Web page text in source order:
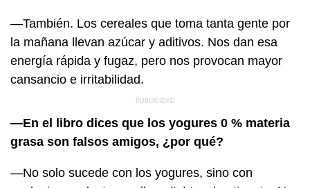
—También. Los cereales que toma tanta gente por
la mañana llevan azúcar y aditivos. Nos dan esa
energía rápida y fugaz, pero nos provocan mayor
cansancio e irritabilidad.
—En el libro dices que los yogures 0 % materia
grasa son falsos amigos, ¿por qué?
—No solo sucede con los yogures, sino con